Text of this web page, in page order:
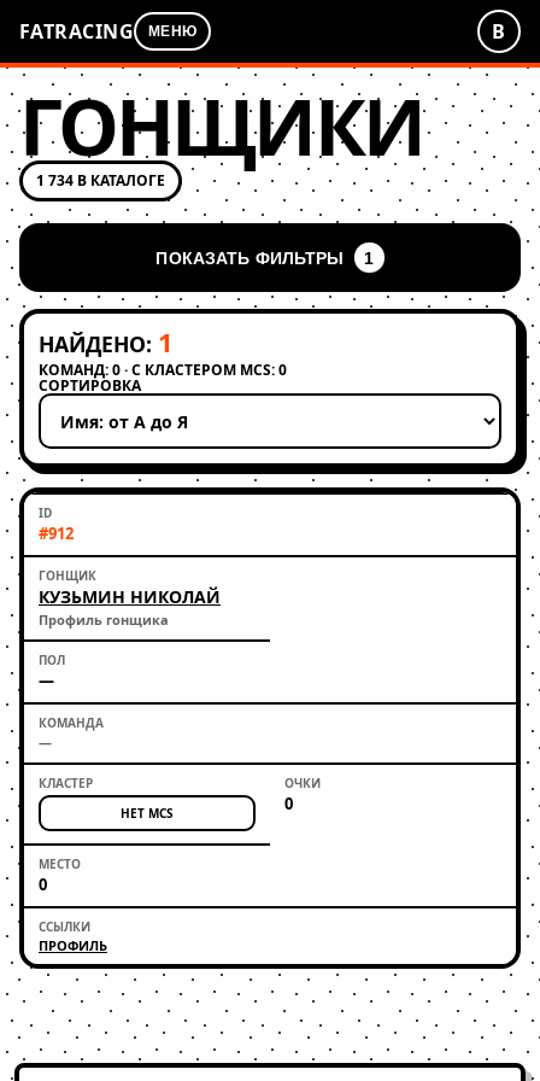
FATRACING МЕНЮ В
ГОНЩИКИ
1 734 В КАТАЛОГЕ
ПОКАЗАТЬ ФИЛЬТРЫ 1
НАЙДЕНО: 1
КОМАНД: 0 · С КЛАСТЕРОМ MCS: 0
СОРТИРОВКА
Применить сортировку
#912
КУЗЬМИН НИКОЛАЙ
Профиль гонщика
—
—
НЕТ MCS 0
0
ПРОФИЛЬ